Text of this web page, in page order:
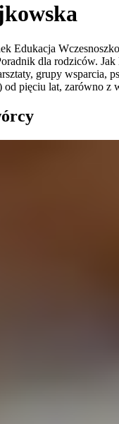
Edukacja
dla rodziców. Jak
grupy wsparcia,
od pięciu lat, zarówno